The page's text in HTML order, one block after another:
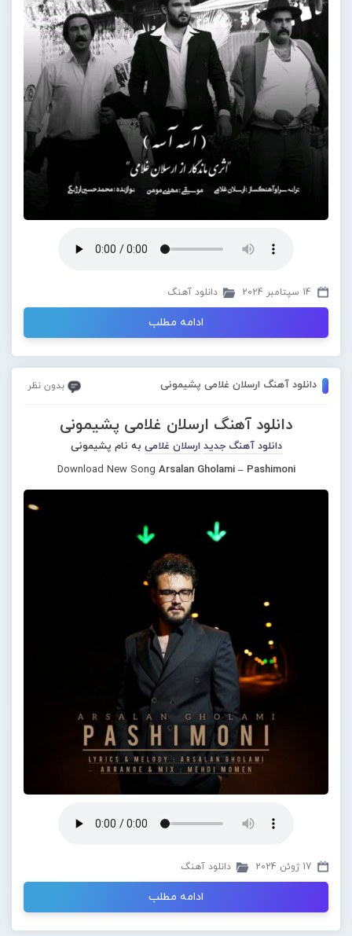
14 سپتامبر 2024 دانلود آهنگ
ادامه مطلب
دانلود آهنگ ارسلان غلامی پشیمونی بدون نظر
دانلود آهنگ ارسلان غلامی پشیمونی
دانلود آهنگ جدید ارسلان غلامی به نام پشیمونی
Download New Song Arsalan Gholami – Pashimoni
17 ژوئن 2024 دانلود آهنگ
ادامه مطلب